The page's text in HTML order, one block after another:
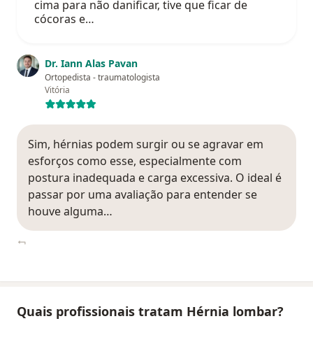
cima para não danificar, tive que ficar de
cócoras e…
Dr. Iann Alas Pavan
Ortopedista - traumatologista
Vitória
Sim, hérnias podem surgir ou se agravar em
esforços como esse, especialmente com
postura inadequada e carga excessiva. O ideal é
passar por uma avaliação para entender se
houve alguma…
Quais profissionais tratam Hérnia lombar?